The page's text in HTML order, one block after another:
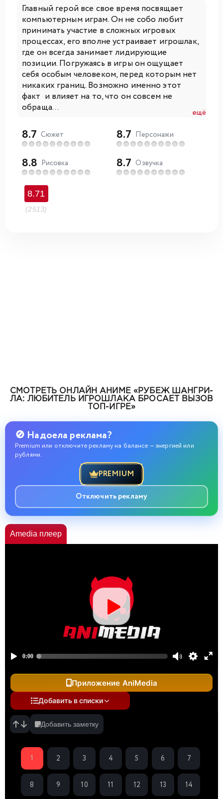
Главный герой все свое время посвящает
компьютерным играм. Он не собо любит
принимать участие в сложных игровых
процессах, его вполне устраивает игрошлак,
где он всегда занимает лидирующие
позиции. Погружаясь в игры он ощущает
себя особым человеком, перед которым нет
никаких границ. Возможно именно этот
факт и влияет на то, что он совсем не
обраща...
ещё
8.7 Сюжет 8.7 Персонажи
8.8 Рисовка 8.7 Озвучка
8.71
(2513)
СМОТРЕТЬ ОНЛАЙН АНИМЕ «РУБЕЖ ШАНГРИ-
ЛА: ЛЮБИТЕЛЬ ИГРОШЛАКА БРОСАЕТ ВЫЗОВ
ТОП-ИГРЕ»
🚫 Надоела реклама?
Premium или отключите рекламу на балансе — энергией или
рублями.
PREMIUM
Отключить рекламу
Amedia плеер
Приложение AniMedia
Добавить в списки
Добавить заметку
1 2 3 4 5 6 7
8 9 10 11 12 13 14